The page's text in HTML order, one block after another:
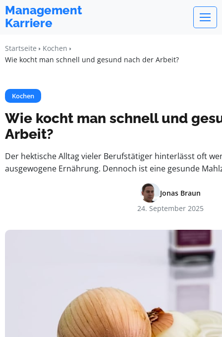
Management
Karriere
Startseite
Kochen
Wie kocht man schnell und gesund nach der Arbeit?
Kochen
Wie kocht man schnell und
Arbeit?
Der hektische Alltag vieler Berufstätiger hinterlässt oft
ausgewogene Ernährung. Dennoch ist eine gesunde
Jonas Braun
24. September 2025